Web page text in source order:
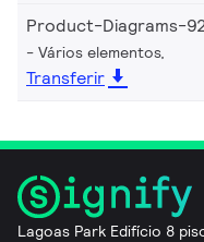
Product-Diagrams-
Vários elementos,
Transferir
Lagoas Park Edifício 8